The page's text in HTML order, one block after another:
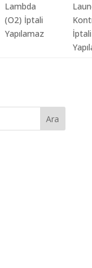
Lambda
(O2) İptali
Yapılamaz
İptali
Ara